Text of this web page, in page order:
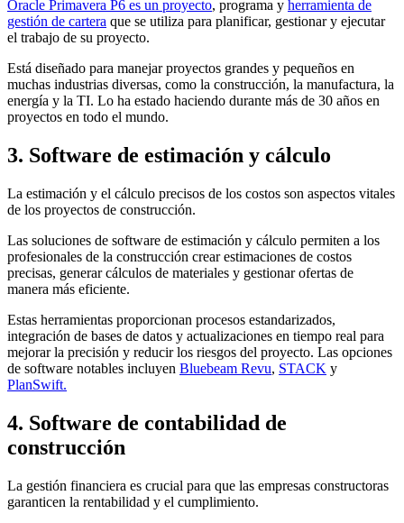
Oracle Primavera P6 es un proyecto, programa y herramienta de
gestión de cartera que se utiliza para planificar, gestionar y ejecutar
el trabajo de su proyecto.
Está diseñado para manejar proyectos grandes y pequeños en
muchas industrias diversas, como la construcción, la manufactura, la
energía y la TI. Lo ha estado haciendo durante más de 30 años en
proyectos en todo el mundo.
3. Software de estimación y cálculo
La estimación y el cálculo precisos de los costos son aspectos vitales
de los proyectos de construcción.
Las soluciones de software de estimación y cálculo permiten a los
profesionales de la construcción crear estimaciones de costos
precisas, generar cálculos de materiales y gestionar ofertas de
manera más eficiente.
Estas herramientas proporcionan procesos estandarizados,
integración de bases de datos y actualizaciones en tiempo real para
mejorar la precisión y reducir los riesgos del proyecto. Las opciones
de software notables incluyen Bluebeam Revu, STACK y
PlanSwift.
4. Software de contabilidad de
construcción
La gestión financiera es crucial para que las empresas constructoras
garanticen la rentabilidad y el cumplimiento.